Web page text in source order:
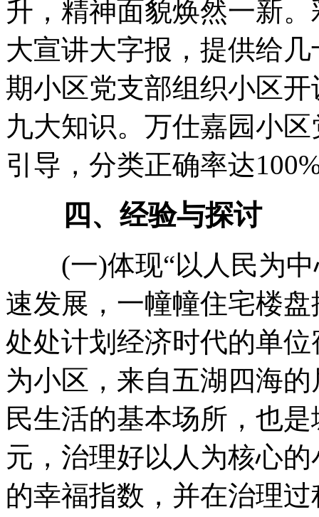
升，精神面貌焕然一新
大宣讲大字报，提供给
期小区党支部组织小区
九大知识。万仕嘉园小
引导，分类正确率达
四、经验与探讨
(一)体现“以人民为中
速发展，一幢幢住宅楼
处处计划经济时代的单
为小区，来自五湖四海
民生活的基本场所，也
元，治理好以人为核心
的幸福指数，并在治理